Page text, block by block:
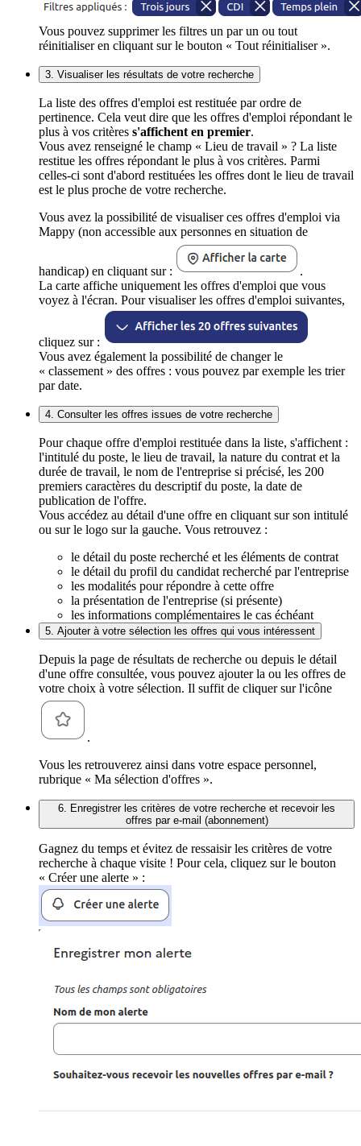
Vous pouvez supprimer les filtres un par un ou tout
réinitialiser en cliquant sur le bouton « Tout réinitialiser ».
3. Visualiser les résultats de votre recherche
La liste des offres d'emploi est restituée par ordre de
pertinence. Cela veut dire que les offres d'emploi répondant le
plus à vos critères s'affichent en premier.
Vous avez renseigné le champ « Lieu de travail » ? La liste
restitue les offres répondant le plus à vos critères. Parmi
celles-ci sont d'abord restituées les offres dont le lieu de travail
est le plus proche de votre recherche.
Vous avez la possibilité de visualiser ces offres d'emploi via
Mappy (non accessible aux personnes en situation de
handicap) en cliquant sur :
.
La carte affiche uniquement les offres d'emploi que vous
voyez à l'écran. Pour visualiser les offres d'emploi suivantes,
cliquez sur :
Vous avez également la possibilité de changer le
« classement » des offres : vous pouvez par exemple les trier
par date.
4. Consulter les offres issues de votre recherche
Pour chaque offre d'emploi restituée dans la liste, s'affichent :
l'intitulé du poste, le lieu de travail, la nature du contrat et la
durée de travail, le nom de l'entreprise si précisé, les 200
premiers caractères du descriptif du poste, la date de
publication de l'offre.
Vous accédez au détail d'une offre en cliquant sur son intitulé
ou sur le logo sur la gauche. Vous retrouvez :
le détail du poste recherché et les éléments de contrat
le détail du profil du candidat recherché par l'entreprise
les modalités pour répondre à cette offre
la présentation de l'entreprise (si présente)
les informations complémentaires le cas échéant
5. Ajouter à votre sélection les offres qui vous intéressent
Depuis la page de résultats de recherche ou depuis le détail
d'une offre consultée, vous pouvez ajouter la ou les offres de
votre choix à votre sélection. Il suffit de cliquer sur l'icône
.
Vous les retrouverez ainsi dans votre espace personnel,
rubrique « Ma sélection d'offres ».
6. Enregistrer les critères de votre recherche et recevoir les
offres par e-mail (abonnement)
Gagnez du temps et évitez de ressaisir les critères de votre
recherche à chaque visite ! Pour cela, cliquez sur le bouton
« Créer une alerte » :